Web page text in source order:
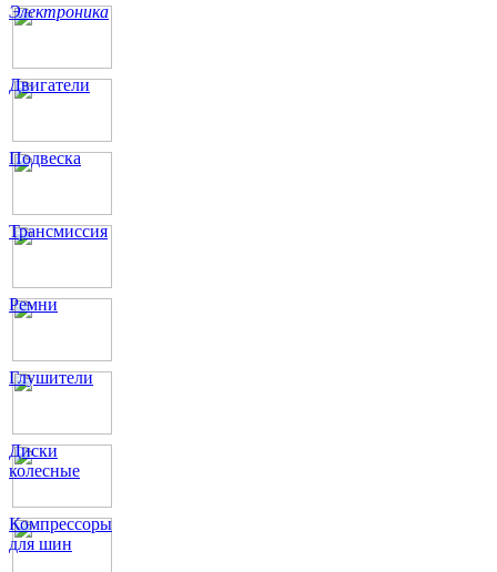
Электроника
Двигатели
Подвеска
Трансмиссия
Ремни
Глушители
Диски
колесные
Компрессоры
для шин